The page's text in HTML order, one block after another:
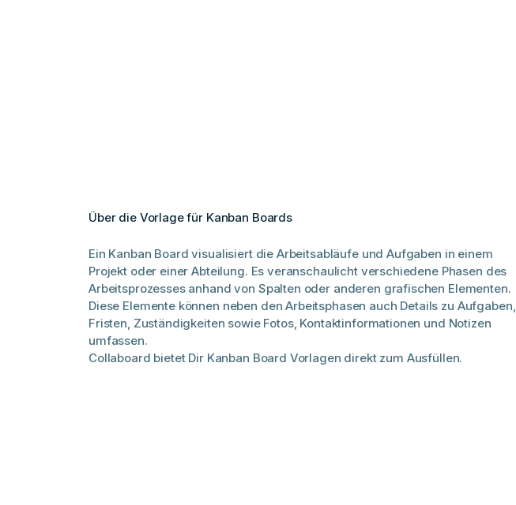
Über die Vorlage für Kanban Boards
Ein Kanban Board visualisiert die Arbeitsabläufe und Aufgaben in einem
Projekt oder einer Abteilung. Es veranschaulicht verschiedene Phasen des
Arbeitsprozesses anhand von Spalten oder anderen grafischen Elementen.
Diese Elemente können neben den Arbeitsphasen auch Details zu Aufgaben,
Fristen, Zuständigkeiten sowie Fotos, Kontaktinformationen und Notizen
umfassen.
Collaboard bietet Dir Kanban Board Vorlagen direkt zum Ausfüllen.